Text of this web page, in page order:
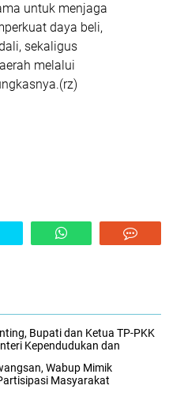
untuk menjaga
daya beli,
sekaligus
melalui
Bupati dan Ketua TP-PKK
Kependudukan dan
Wabup Mimik
Masyarakat